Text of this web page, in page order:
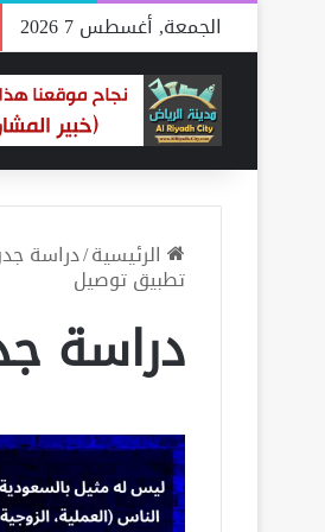
الجمعة, أغسطس 7 2026
الرئيسية/دراسة
تطبيق توصيل
دراسة